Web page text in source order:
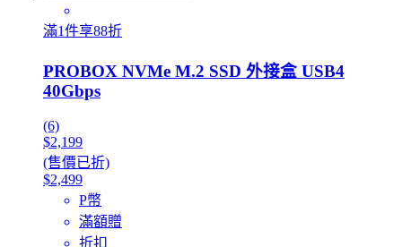
滿1件享88折
PROBOX NVMe M.2 SSD 外接盒 USB4
40Gbps
(6)
$2,199
(售價已折)
$2,499
P幣
滿額贈
折扣